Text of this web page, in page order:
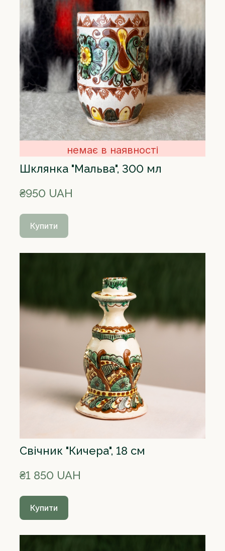
немає в наявності
Шклянка "Мальва", 300 мл
₴950 UAH
Купити
Свічник "Кичера", 18 см
₴1 850 UAH
Купити